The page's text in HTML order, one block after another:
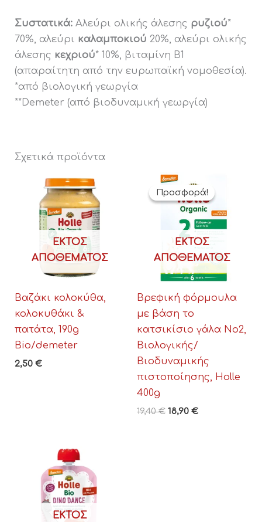
Συστατικά: Αλεύρι ολικής άλεσης ρυζιού*
70%, αλεύρι καλαμποκιού 20%, αλεύρι ολικής
άλεσης κεχριού* 10%, βιταμίνη Β1
(απαραίτητη από την ευρωπαϊκή νομοθεσία).
*από βιολογική γεωργία
**Demeter (από βιοδυναμική γεωργία)
Σχετικά προϊόντα
ΕΚΤΌΣ
ΑΠΟΘΈΜΑΤΟΣ
Βαζάκι κολοκύθα,
κολοκυθάκι &
πατάτα, 190g
Bio/demeter
2,50€
Προσφορά!
ΕΚΤΌΣ
ΑΠΟΘΈΜΑΤΟΣ
Προσφορά!
Βρεφική φόρμουλα
με βάση το
κατσικίσιο γάλα Νο2,
Βιολογικής/
Βιοδυναμικής
πιστοποίησης, Holle
400g
19,40€
Original
price
was:
19,40 €.
18,90 €
τρέχουσα
τιμή
είναι:
18,90 €.
ΕΚΤΌΣ